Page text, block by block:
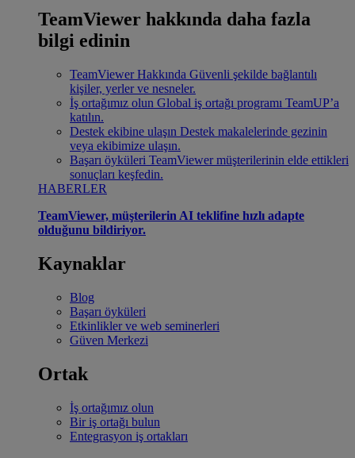
TeamViewer hakkında daha fazla
bilgi edinin
TeamViewer Hakkında Güvenli şekilde bağlantılı
kişiler, yerler ve nesneler.
İş ortağımız olun Global iş ortağı programı TeamUP’a
katılın.
Destek ekibine ulaşın Destek makalelerinde gezinin
veya ekibimize ulaşın.
Başarı öyküleri TeamViewer müşterilerinin elde ettikleri
sonuçları keşfedin.
HABERLER
TeamViewer, müşterilerin AI teklifine hızlı adapte
olduğunu bildiriyor.
Kaynaklar
Blog
Başarı öyküleri
Etkinlikler ve web seminerleri
Güven Merkezi
Ortak
İş ortağımız olun
Bir iş ortağı bulun
Entegrasyon iş ortakları